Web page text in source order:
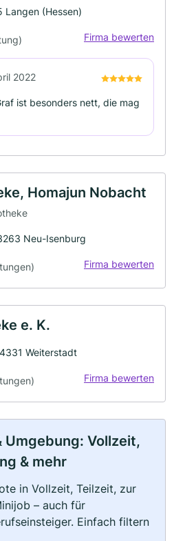
(Hessen)
Firma bewerten
2022
ist besonders nett, die mag
Homajun Nobacht
Neu-Isenburg
Firma bewerten
e. K.
Weiterstadt
Firma bewerten
Umgebung: Vollzeit,
& mehr
in Vollzeit, Teilzeit, zur
– auch für
Einfach filtern